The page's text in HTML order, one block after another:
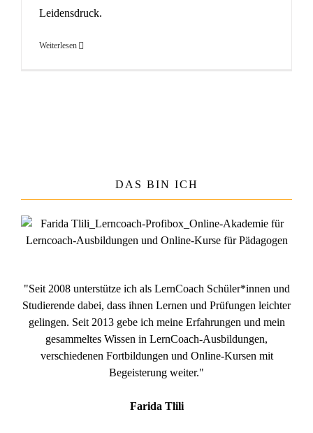
Leidensdruck.
Weiterlesen
DAS BIN ICH
"Seit 2008 unterstütze ich als LernCoach Schüler*innen und
Studierende dabei, dass ihnen Lernen und Prüfungen leichter
gelingen. Seit 2013 gebe ich meine Erfahrungen und mein
gesammeltes Wissen in LernCoach-Ausbildungen,
verschiedenen Fortbildungen und Online-Kursen mit
Begeisterung weiter."
Farida Tlili